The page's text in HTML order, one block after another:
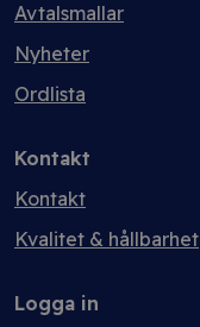
Avtalsmallar
Nyheter
Ordlista
Kontakt
Kontakt
Kvalitet & hållbarhet
Logga in